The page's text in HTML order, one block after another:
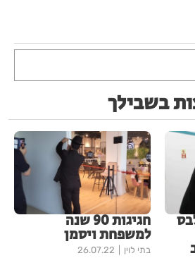
בשבילך
חגיגות 90 שנה
למשפחת ויסמן
בתי לוין 26.07.22